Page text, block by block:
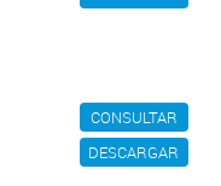
CONSULTAR
DESCARGAR